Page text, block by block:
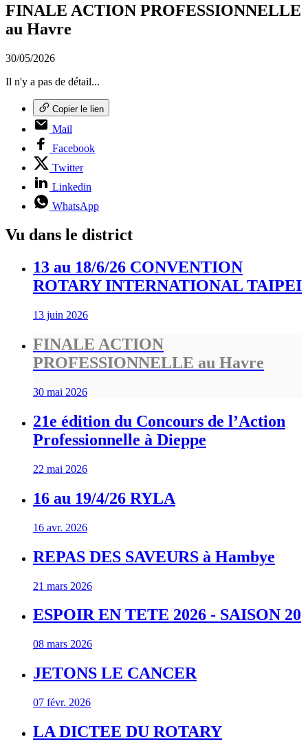
FINALE ACTION PROFESSIONNELLE
au Havre
30/05/2026
Il n'y a pas de détail...
Copier le lien
Mail
Facebook
Twitter
Linkedin
WhatsApp
Vu dans le district
13 au 18/6/26 CONVENTION
ROTARY INTERNATIONAL TAIPEI
13 juin 2026
FINALE ACTION
PROFESSIONNELLE au Havre
30 mai 2026
21e édition du Concours de l’Action
Professionnelle à Dieppe
22 mai 2026
16 au 19/4/26 RYLA
16 avr. 2026
REPAS DES SAVEURS à Hambye
21 mars 2026
ESPOIR EN TETE 2026 - SAISON 20
08 mars 2026
JETONS LE CANCER
07 févr. 2026
LA DICTEE DU ROTARY